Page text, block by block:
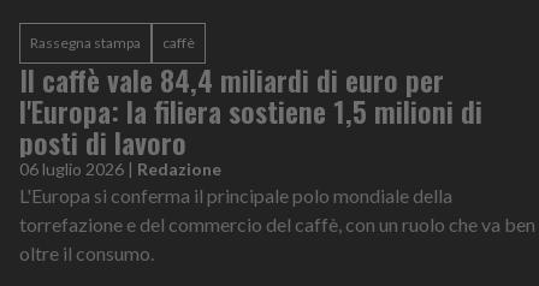
Rassegna stampa caffè
Il caffè vale 84,4 miliardi di euro per
l'Europa: la filiera sostiene 1,5 milioni di
posti di lavoro
06 luglio 2026 | Redazione
L'Europa si conferma il principale polo mondiale della
torrefazione e del commercio del caffè, con un ruolo che va ben
oltre il consumo.